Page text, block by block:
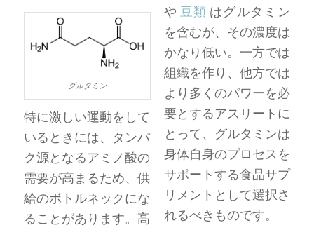
グルタミン
特に激しい運動をして
いるときには、タンパ
ク源となるアミノ酸の
需要が高まるため、供
給のボトルネックにな
ることがあります。高
や 豆類 はグルタミン
を含むが、その濃度は
かなり低い。一方では
組織を作り、他方では
より多くのパワーを必
要とするアスリートに
とって、グルタミンは
身体自身のプロセスを
サポートする食品サプ
リメントとして選択さ
れるべきものです。